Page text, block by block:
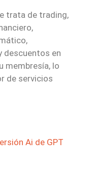
trata de trading,
descuentos en
membresía, lo
de servicios
Ai de GPT